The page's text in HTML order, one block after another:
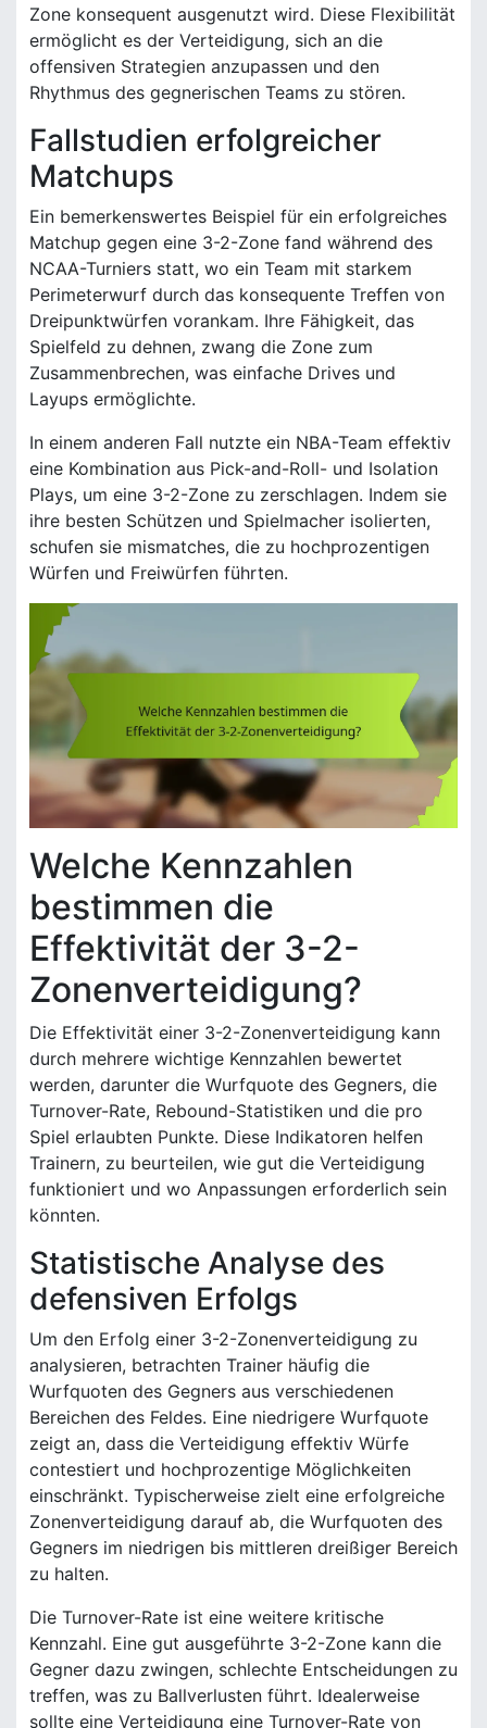
Zone konsequent ausgenutzt wird. Diese Flexibilität
ermöglicht es der Verteidigung, sich an die
offensiven Strategien anzupassen und den
Rhythmus des gegnerischen Teams zu stören.
Fallstudien erfolgreicher
Matchups
Ein bemerkenswertes Beispiel für ein erfolgreiches
Matchup gegen eine 3-2-Zone fand während des
NCAA-Turniers statt, wo ein Team mit starkem
Perimeterwurf durch das konsequente Treffen von
Dreipunktwürfen vorankam. Ihre Fähigkeit, das
Spielfeld zu dehnen, zwang die Zone zum
Zusammenbrechen, was einfache Drives und
Layups ermöglichte.
In einem anderen Fall nutzte ein NBA-Team effektiv
eine Kombination aus Pick-and-Roll- und Isolation
Plays, um eine 3-2-Zone zu zerschlagen. Indem sie
ihre besten Schützen und Spielmacher isolierten,
schufen sie mismatches, die zu hochprozentigen
Würfen und Freiwürfen führten.
Welche Kennzahlen
bestimmen die
Effektivität der 3-2-
Zonenverteidigung?
Die Effektivität einer 3-2-Zonenverteidigung kann
durch mehrere wichtige Kennzahlen bewertet
werden, darunter die Wurfquote des Gegners, die
Turnover-Rate, Rebound-Statistiken und die pro
Spiel erlaubten Punkte. Diese Indikatoren helfen
Trainern, zu beurteilen, wie gut die Verteidigung
funktioniert und wo Anpassungen erforderlich sein
könnten.
Statistische Analyse des
defensiven Erfolgs
Um den Erfolg einer 3-2-Zonenverteidigung zu
analysieren, betrachten Trainer häufig die
Wurfquoten des Gegners aus verschiedenen
Bereichen des Feldes. Eine niedrigere Wurfquote
zeigt an, dass die Verteidigung effektiv Würfe
contestiert und hochprozentige Möglichkeiten
einschränkt. Typischerweise zielt eine erfolgreiche
Zonenverteidigung darauf ab, die Wurfquoten des
Gegners im niedrigen bis mittleren dreißiger Bereich
zu halten.
Die Turnover-Rate ist eine weitere kritische
Kennzahl. Eine gut ausgeführte 3-2-Zone kann die
Gegner dazu zwingen, schlechte Entscheidungen zu
treffen, was zu Ballverlusten führt. Idealerweise
sollte eine Verteidigung eine Turnover-Rate von